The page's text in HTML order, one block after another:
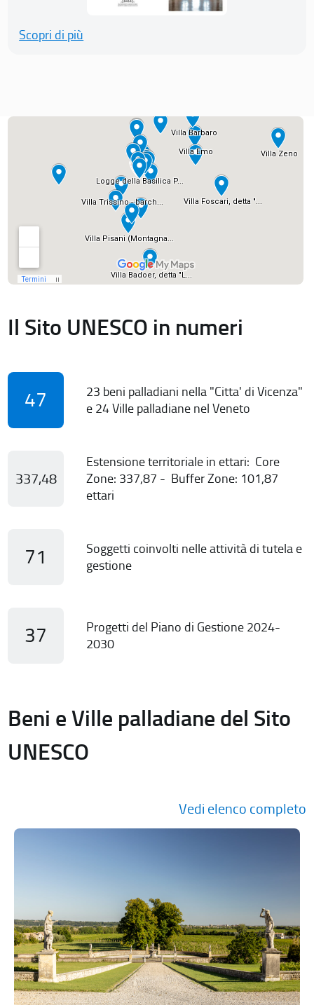
Scopri di più
Il Sito UNESCO in numeri
47
23 beni palladiani nella "Citta' di Vicenza"
e 24 Ville palladiane nel Veneto
337,48
Estensione territoriale in ettari: Core
Zone: 337,87 - Buffer Zone: 101,87
ettari
71
Soggetti coinvolti nelle attività di tutela e
gestione
37
Progetti del Piano di Gestione 2024-
2030
Beni e Ville palladiane del Sito
UNESCO
Vedi elenco completo